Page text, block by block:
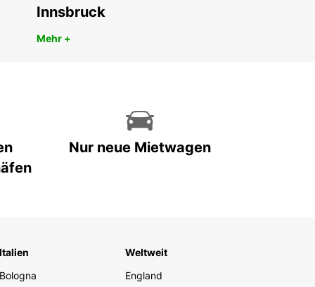
Innsbruck
Mehr +
Nur neue Mietwagen
Italien
Bologna
Weltweit
England